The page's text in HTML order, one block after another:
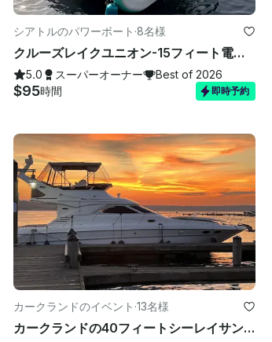
シアトルのパワーボート ·8名様
クルーズレイクユニオン-15フィート電動インフレータブルボート 🚤 経験は必要ありません 🚫⛽️❗
5.0 スーパーオーナー Best of 2026
$95時間 即時予約
カークランドのイベント ·13名様
カークランドの40フィートシーレイサンダンサーモーターヨット